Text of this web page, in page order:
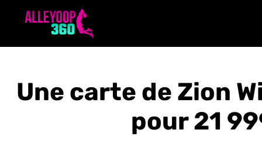
Une carte de Zion
pour 21